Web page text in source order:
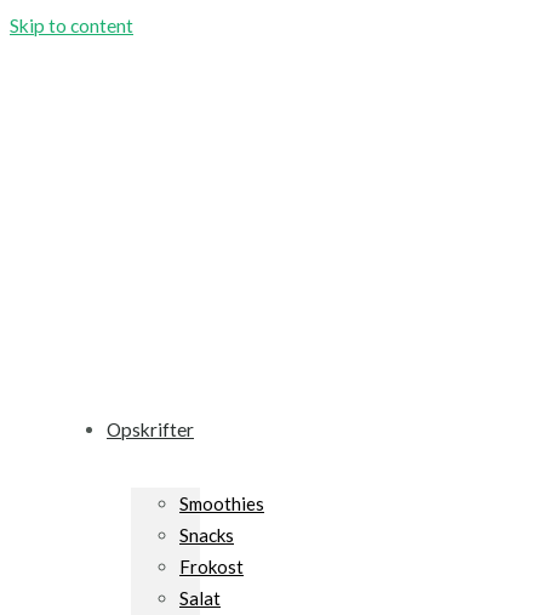
Skip to content
Opskrifter
Smoothies
Snacks
Frokost
Salat